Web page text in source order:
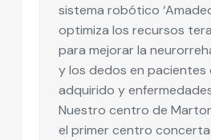
sistema robótico
optimiza los recursos
para mejorar la
y los dedos en
adquirido y
Nuestro centro de
el primer centro